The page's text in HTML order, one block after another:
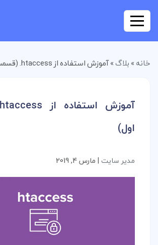
خانه»بلاگ»آموزش استفاده از htaccess. (قسمت اول)
اول)
مدیر سایت | مارس 4, 2019